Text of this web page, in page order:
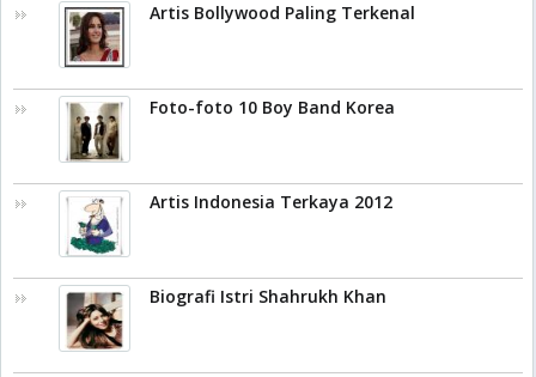
Artis Bollywood Paling Terkenal
Foto-foto 10 Boy Band Korea
Artis Indonesia Terkaya 2012
Biografi Istri Shahrukh Khan